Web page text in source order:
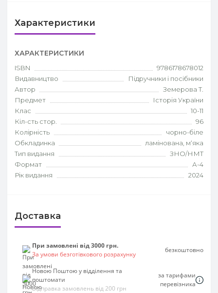
Характеристики
ХАРАКТЕРИСТИКИ
ISBN
9786178678012
Видавництво
Підручники і посібники
Автор
Земерова Т.
Предмет
Історія України
Клас
10-11
Кіл-сть стор.
96
Колірність
чорно-біле
Обкладинка
ламінована, м‘яка
Тип видання
ЗНО/НМТ
Формат
А-4
Рік видання
2024
Доставка
При замовлені від 3000 грн.
За умови безготівкового розрахунку
безкоштовно
Новою Поштою у відділення та
поштомати
Відправка замовлень від 200 грн
за тарифами
перевізника